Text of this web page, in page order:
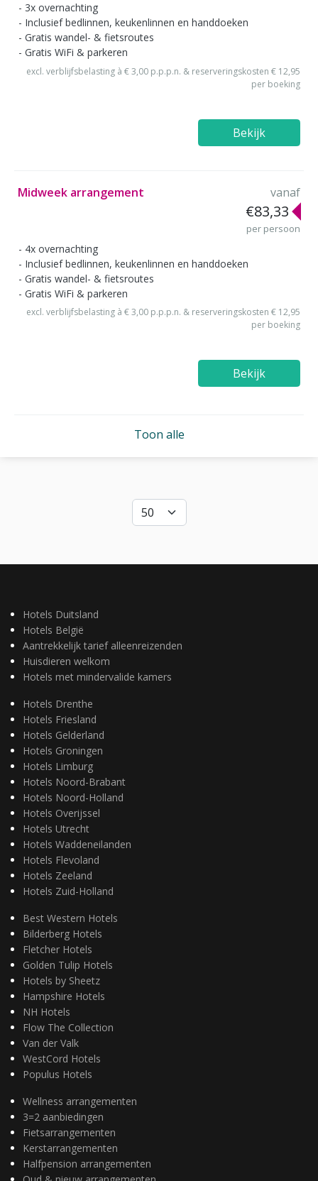
3x overnachting
Inclusief bedlinnen, keukenlinnen en handdoeken
Gratis wandel- & fietsroutes
Gratis WiFi & parkeren
excl. verblijfsbelasting à € 3,00 p.p.p.n. & reserveringskosten € 12,95
per boeking
Bekijk
Midweek arrangement vanaf
€83,33
per persoon
4x overnachting
Inclusief bedlinnen, keukenlinnen en handdoeken
Gratis wandel- & fietsroutes
Gratis WiFi & parkeren
excl. verblijfsbelasting à € 3,00 p.p.p.n. & reserveringskosten € 12,95
per boeking
Bekijk
Toon alle
Hotels Duitsland
Hotels België
Aantrekkelijk tarief alleenreizenden
Huisdieren welkom
Hotels met mindervalide kamers
Hotels Drenthe
Hotels Friesland
Hotels Gelderland
Hotels Groningen
Hotels Limburg
Hotels Noord-Brabant
Hotels Noord-Holland
Hotels Overijssel
Hotels Utrecht
Hotels Waddeneilanden
Hotels Flevoland
Hotels Zeeland
Hotels Zuid-Holland
Best Western Hotels
Bilderberg Hotels
Fletcher Hotels
Golden Tulip Hotels
Hotels by Sheetz
Hampshire Hotels
NH Hotels
Flow The Collection
Van der Valk
WestCord Hotels
Populus Hotels
Wellness arrangementen
3=2 aanbiedingen
Fietsarrangementen
Kerstarrangementen
Halfpension arrangementen